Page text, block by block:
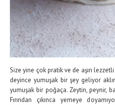
Size yine çok pratik ve de aşırı
deyince yumuşak bir şey geliyor
yumuşak bir poğaça. Zeytin, peynir,
Fırından çıkınca yemeye